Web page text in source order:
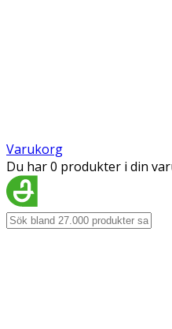
Varukorg
Du har 0 produkter i din